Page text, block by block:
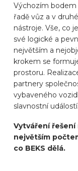
Výchozím bodem
řadě vůz a v
nástroje. Vše, co
své logické a
největším a
krokem se
prostoru.
partnery
vybaveného
slavnostní událostí.
Vytváření řešení
největším
co BEKS dělá.